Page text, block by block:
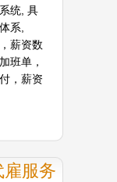
统, 具
系,
薪资数
班单，
，薪资
服务